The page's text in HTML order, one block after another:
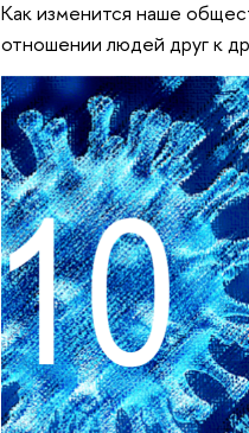
Как изменится наше
отношении людей друг к